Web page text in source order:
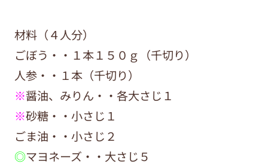
材料（４人分）
ごぼう・・１本１５０ｇ（千切り）
人参・・１本（千切り）
※醤油、みりん・・各大さじ１
※砂糖・・小さじ１
ごま油・・小さじ２
◎マヨネーズ・・大さじ５